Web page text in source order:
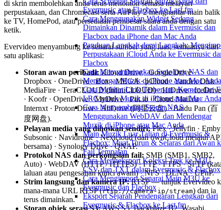
Evermusic atau Flacbox ke Last.fm
Cara Menggunakan Widget Sedang
Dimainkan Dinamik dalam Evermusic dan
Flacbox pada iPhone dan Mac Anda
Panduan Langkah demi Langkah:
Perpustakaan iCloud Anda ke Evermusic
Flacbox
Cara Menyambungkan Synology NAS dan
Mendengar Muzik di iPhone atau Mac Anda
Cara Melihat Lirik Terbenam, Komen dan
LRC untuk Muzik di iPhone atau Mac Anda
Cara Menyambung Storan NAS
Menggunakan WebDAV dan Mendengar
Muzik di iPhone atau Mac Anda
Main Muzik Luar Talian di Evermusic &
Flacbox: Muat Turun & Selaras dari Awan
Fail Tempatan
Cara Mengeksport Koleksi Trek ke M3U,
CSV dan TXT dalam Evermusic & Flacbox
Cara Mengimport Senarai Main M3U ke
Evermusic dan Flacbox
Eksport Sejarah Pendengaran Lengkap dari
Evermusic & Flacbox ke Last.fm
di skrin membolehkan anda terus menonton semasa melayari
perpustakaan, dan Chromecast serta AirPlay 2 menghantar main balik
ke TV, HomePod, atau persediaan pembesar suara anda dengan satu
ketik.
Evervideo menyambung ke senarai sumber yang luas, semuanya dari
satu aplikasi:
Storan awan peribadi:iCloud Drive · Google Drive ·
Dropbox · OneDrive · Box · MEGA · pCloud · Yandex Disk ·
MediaFire · TeraCLOUD (InfiniCLOUD) · HiDrive · IceDrive
· Koofr · OpenDrive · MyDrive · Put.io · Cloud Mail.ru ·
Internxt · Proton Drive · AliDrive (阿里云盘) · Baidu Pan (百
度网盘).
Pelayan media yang dihoskan sendiri:Plex · Jellyfin · Emby
Subsonic · Navidrome · Nextcloud (dan ownCloud melalui
bersama) · Synology Drive · QNAP.
Protokol NAS dan perkongsian fail: SMB (SMB1, SMB2,
Auto) · WebDAV (HTTP / HTTPS) · FTP · FTPS · SFTP
laluan atau pengesahan kunci awam) · NFS · DLNA · UPnP.
Strim langsung dan kamera IP:RTSP — tunjuk Evervideo
mana-mana URL RTSP (rtsp://camera-ip/stream) dan ia
terus dimainkan.
Storan objek serasi S3:AWS S3, Backblaze B2, Wasabi,